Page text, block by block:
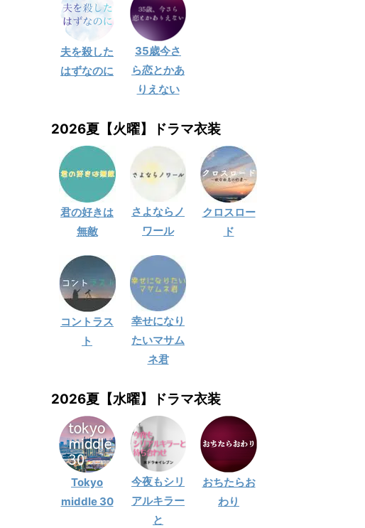
夫を殺した
はずなのに
35歳今さ
ら恋とかあ
りえない
2026夏【火曜】ドラマ衣装
君の好きは
無敵
さよならノ
ワール
クロスロー
ド
コントラス
ト
幸せになり
たいマサム
ネ君
2026夏【水曜】ドラマ衣装
Tokyo
middle 30
今夜もシリ
アルキラー
と
おちたらお
わり